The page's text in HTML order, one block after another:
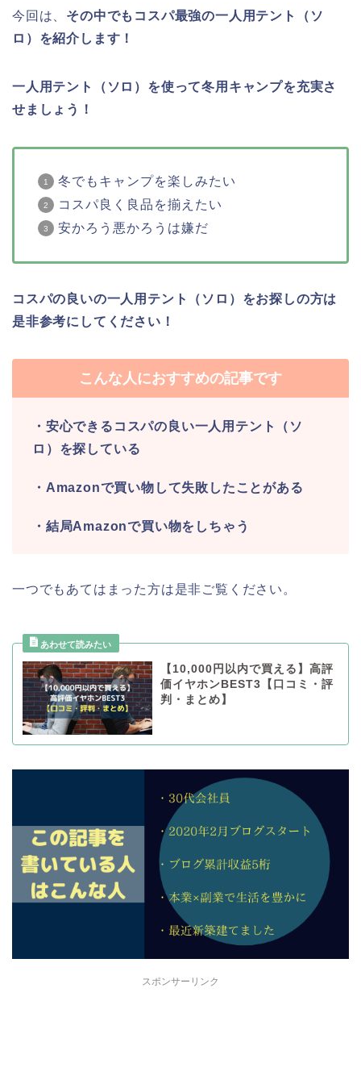
今回は、 その中でもコスパ最強の一人用テント（ソ
ロ）を紹介します！
一人用テント（ソロ）を使って冬用キャンプを充実さ
せましょう！
冬でもキャンプを楽しみたい
コスパ良く良品を揃えたい
安かろう悪かろうは嫌だ
コスパの良いの一人用テント（ソロ）をお探しの方は
是非参考にしてください！
こんな人におすすめの記事です
・安心できるコスパの良い一人用テント（ソ
ロ）を探している
・Amazonで買い物して失敗したことがある
・結局Amazonで買い物をしちゃう
一つでもあてはまった方は是非ご覧ください。
【10,000円以内で買える】高評
価イヤホンBEST3【口コミ・評
判・まとめ】
スポンサーリンク